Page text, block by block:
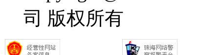
司 版权所有